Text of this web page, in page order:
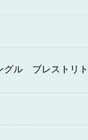
グル ブレストリ